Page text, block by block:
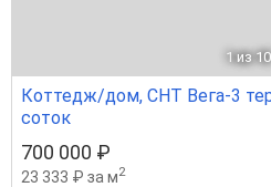
1 из 10
Коттедж/дом, СНТ Вега-3
соток
700 000 ₽
23 333 ₽ за м2